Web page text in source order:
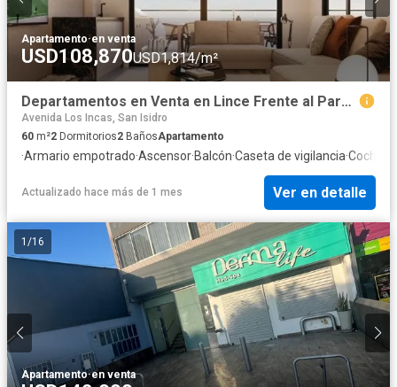
Apartamento·en venta
USD108,870USD1,814/m²
Departamentos en Venta en Lince Frente al Parque Castilla
Avenida Los Incas, San Isidro
60 m²2 Dormitorios2 BañosApartamento
·Armario empotrado·Ascensor·Balcón·Caseta de vigilancia·Cochera
Actualizado hace más de 1 mes Ver en detalle
1 /16
Apartamento·en venta